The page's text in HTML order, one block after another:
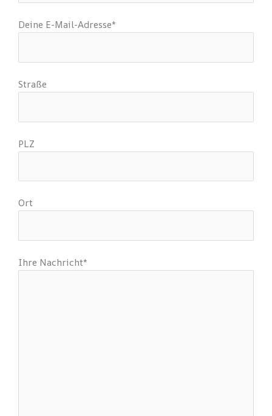
Deine E-Mail-Adresse*
Straße
PLZ
Ort
Ihre Nachricht*